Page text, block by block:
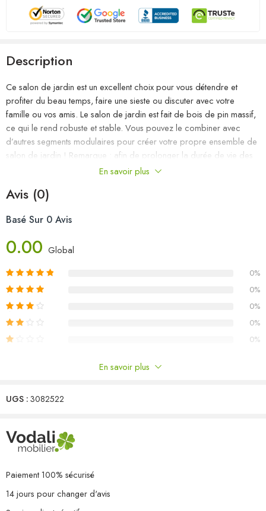
Description
Ce salon de jardin est un excellent choix pour vous détendre et
profiter du beau temps, faire une sieste ou discuter avec votre
famille ou vos amis. Le salon de jardin est fait de bois de pin massif,
ce qui le rend robuste et stable. Vous pouvez le combiner avec
d’autres segments modulaires pour créer votre propre ensemble de
salon de jardin ! Remarque : afin de prolonger la durée de vie des
meubles d’extérieur, nous vous recommandons de les protéger avec
Dimensions du canapé central : 63,5 x 63,5 x 62,5 cm (l x P x H)
L’assemblage est requis
La livraison contient :
2 x canapé central
2 x canapé d’angle
En savoir plus
Avis (0)
Basé Sur 0 Avis
0.00 Global
0%
0%
0%
0%
0%
Il n'y a pas encore de critiques.
En savoir plus
UGS :3082522
Paiement 100% sécurisé
14 jours pour changer d'avis